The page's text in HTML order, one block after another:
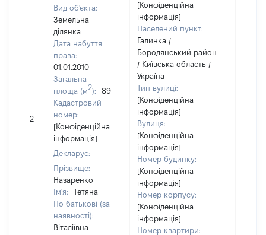
2
Вид об'єкта:
Земельна
ділянка
Дата набуття
права:
01.01.2010
Загальна
площа (м2):
89
Кадастровий
номер:
[Конфіденційна
інформація]
Декларує:
Прізвище:
Назаренко
Ім'я:
Тетяна
По батькові (за
наявності):
Віталіївна
[Конфіденційна
інформація]
Населений пункт:
Галинка /
Бородянський район
/ Київська область /
Україна
Тип вулиці:
[Конфіденційна
інформація]
Вулиця:
[Конфіденційна
інформація]
Номер будинку:
[Конфіденційна
інформація]
Номер корпусу:
[Конфіденційна
інформація]
Номер квартири: